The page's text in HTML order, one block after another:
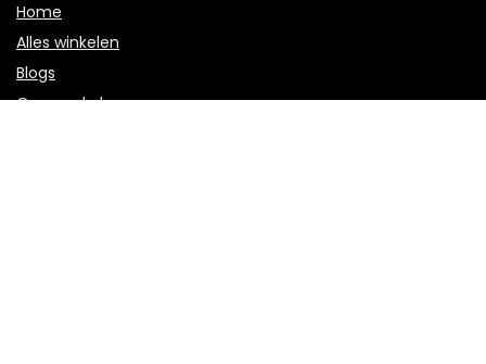
Home
Alles winkelen
Blogs
Onze webshops